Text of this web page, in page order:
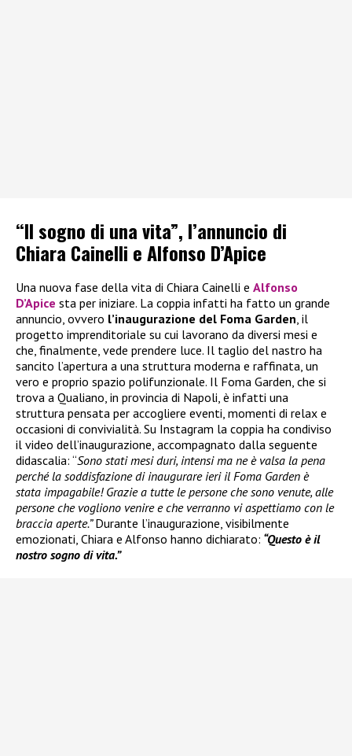
“Il sogno di una vita”, l’annuncio di
Chiara Cainelli e Alfonso D’Apice
Una nuova fase della vita di Chiara Cainelli e Alfonso
D’Apice sta per iniziare. La coppia infatti ha fatto un grande
annuncio, ovvero l’inaugurazione del Foma Garden , il
progetto imprenditoriale su cui lavorano da diversi mesi e
che, finalmente, vede prendere luce. Il taglio del nastro ha
sancito l’apertura a una struttura moderna e raffinata, un
vero e proprio spazio polifunzionale. Il Foma Garden, che si
trova a Qualiano, in provincia di Napoli, è infatti una
struttura pensata per accogliere eventi, momenti di relax e
occasioni di convivialità. Su Instagram la coppia ha condiviso
il video dell’inaugurazione, accompagnato dalla seguente
didascalia: “Sono stati mesi duri, intensi ma ne è valsa la pena
perché la soddisfazione di inaugurare ieri il Foma Garden è
stata impagabile! Grazie a tutte le persone che sono venute, alle
persone che vogliono venire e che verranno vi aspettiamo con le
braccia aperte.”Durante l’inaugurazione, visibilmente
emozionati, Chiara e Alfonso hanno dichiarato: “Questo è il
nostro sogno di vita.”